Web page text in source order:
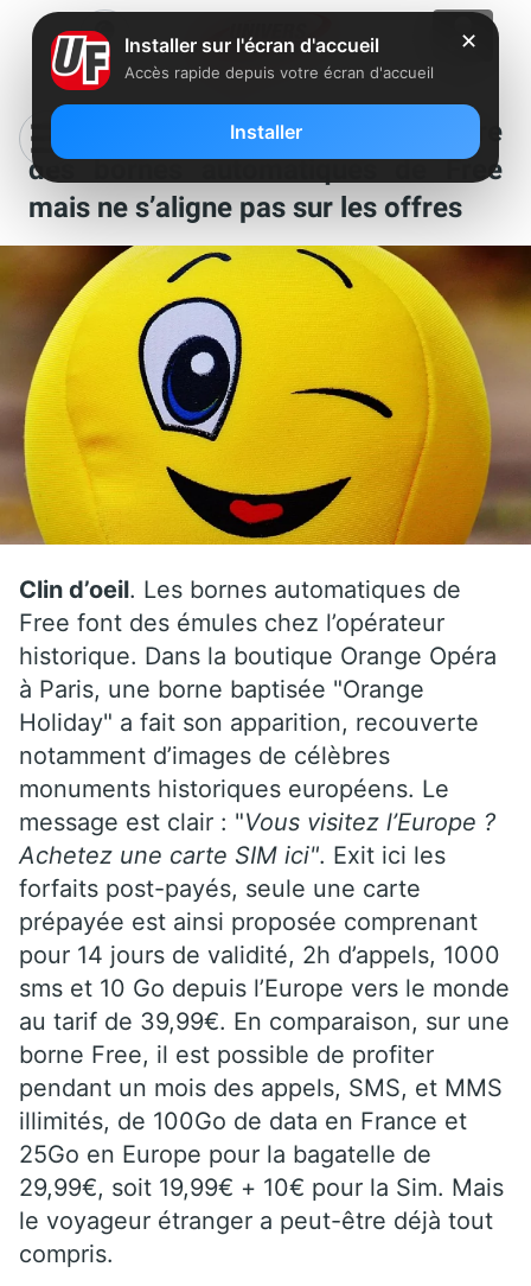
Clin d’oeil : quand Orange s’inspire
des bornes automatiques de Free
mais ne s’aligne pas sur les offres
Clin d’oeil. Les bornes automatiques de
Free font des émules chez l’opérateur
historique. Dans la boutique Orange Opéra
à Paris, une borne baptisée "Orange
Holiday" a fait son apparition, recouverte
notamment d’images de célèbres
monuments historiques européens. Le
message est clair : "Vous visitez l’Europe ?
Achetez une carte SIM ici". Exit ici les
forfaits post-payés, seule une carte
prépayée est ainsi proposée comprenant
pour 14 jours de validité, 2h d’appels, 1000
sms et 10 Go depuis l’Europe vers le monde
au tarif de 39,99€. En comparaison, sur une
borne Free, il est possible de profiter
pendant un mois des appels, SMS, et MMS
illimités, de 100Go de data en France et
25Go en Europe pour la bagatelle de
29,99€, soit 19,99€ + 10€ pour la Sim. Mais
le voyageur étranger a peut-être déjà tout
compris.
✕
Installer sur l'écran d'accueil
Accès rapide depuis votre écran d'accueil
Installer